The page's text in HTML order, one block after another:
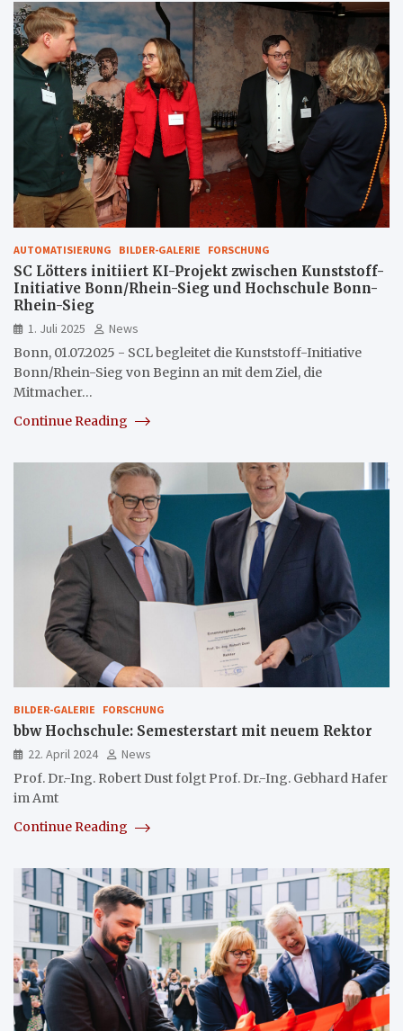
AUTOMATISIERUNG BILDER-GALERIE FORSCHUNG
SC Lötters initiiert KI-Projekt zwischen Kunststoff-
Initiative Bonn/Rhein-Sieg und Hochschule Bonn-
Rhein-Sieg
1. Juli 2025
News
Bonn, 01.07.2025 - SCL begleitet die Kunststoff-Initiative
Bonn/Rhein-Sieg von Beginn an mit dem Ziel, die
Mitmacher…
Continue Reading
BILDER-GALERIE FORSCHUNG
bbw Hochschule: Semesterstart mit neuem Rektor
22. April 2024
News
Prof. Dr.-Ing. Robert Dust folgt Prof. Dr.-Ing. Gebhard Hafer
im Amt
Continue Reading